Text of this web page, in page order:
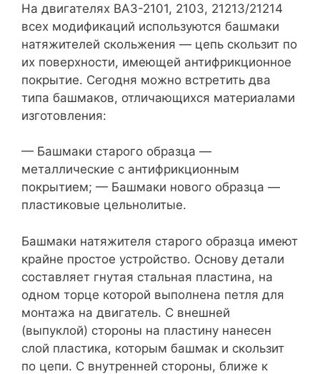
На двигателях ВАЗ-2101, 2103, 21213/21214
всех модификаций используются башмаки
натяжителей скольжения — цепь скользит по
их поверхности, имеющей антифрикционное
покрытие. Сегодня можно встретить два
типа башмаков, отличающихся материалами
изготовления:
— Башмаки старого образца —
металлические с антифрикционным
покрытием; — Башмаки нового образца —
пластиковые цельнолитые.
Башмаки натяжителя старого образца имеют
крайне простое устройство. Основу детали
составляет гнутая стальная пластина, на
одном торце которой выполнена петля для
монтажа на двигатель. С внешней
(выпуклой) стороны на пластину нанесен
слой пластика, которым башмак и скользит
по цепи. С внутренней стороны, ближе к